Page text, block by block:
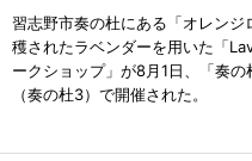
習志野市奏の杜にある「オレンジ
穫されたラベンダーを用いた「
ークショップ」が8月1日、「奏の
（奏の杜3）で開催された。